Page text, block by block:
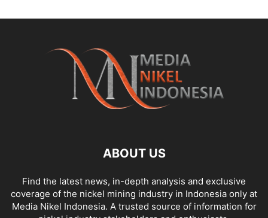
ABOUT US
Find the latest news, in-depth analysis and exclusive
coverage of the nickel mining industry in Indonesia only at
Media Nikel Indonesia. A trusted source of information for